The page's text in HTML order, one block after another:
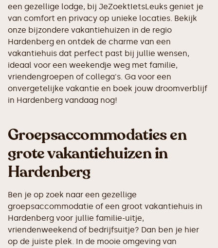
een gezellige lodge, bij JeZoektIetsLeuks geniet je
van comfort en privacy op unieke locaties. Bekijk
onze bijzondere vakantiehuizen in de regio
Hardenberg en ontdek de charme van een
vakantiehuis dat perfect past bij jullie wensen,
ideaal voor een weekendje weg met familie,
vriendengroepen of collega's. Ga voor een
onvergetelijke vakantie en boek jouw droomverblijf
in Hardenberg vandaag nog!
Groepsaccommodaties en
grote vakantiehuizen in
Hardenberg
Ben je op zoek naar een gezellige
groepsaccommodatie of een groot vakantiehuis in
Hardenberg voor jullie familie-uitje,
vriendenweekend of bedrijfsuitje? Dan ben je hier
op de juiste plek. In de mooie omgeving van